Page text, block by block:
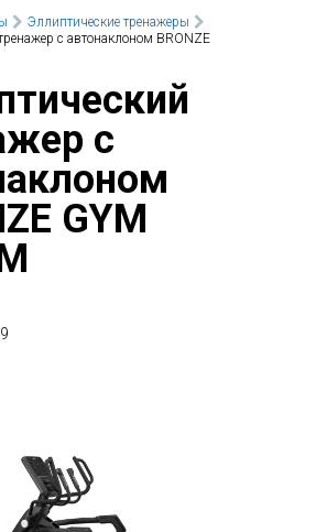
Эллиптические тренажеры
с автонаклоном BRONZE
с
GYM